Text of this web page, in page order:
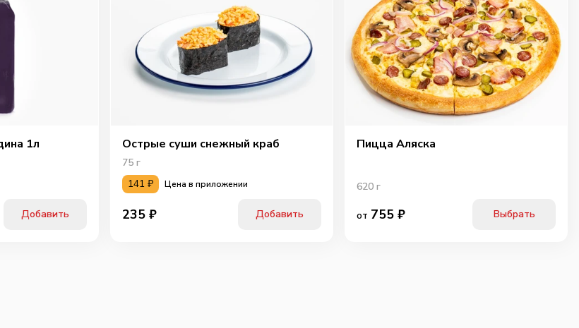
1л
Добавить
Острые суши снежный краб
75 г
141 ₽ Цена в приложении
235 ₽ Добавить
Пицца Аляска
620 г
от 755 ₽ Выбрать